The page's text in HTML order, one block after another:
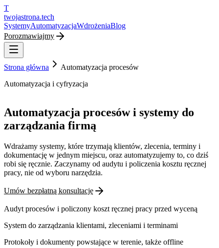
T
twojastrona.tech
SystemyAutomatyzacjaWdrożeniaBlog
Porozmawiajmy
Strona główna
Automatyzacja procesów
Automatyzacja i cyfryzacja
Automatyzacja procesów i systemy do
zarządzania firmą
Wdrażamy systemy, które trzymają klientów, zlecenia, terminy i
dokumentację w jednym miejscu, oraz automatyzujemy to, co dziś
robi się ręcznie. Zaczynamy od audytu i policzenia kosztu ręcznej
pracy, nie od wyboru narzędzia.
Umów bezpłatną konsultację
Audyt procesów i policzony koszt ręcznej pracy przed wyceną
System do zarządzania klientami, zleceniami i terminami
Protokoły i dokumenty powstające w terenie, także offline